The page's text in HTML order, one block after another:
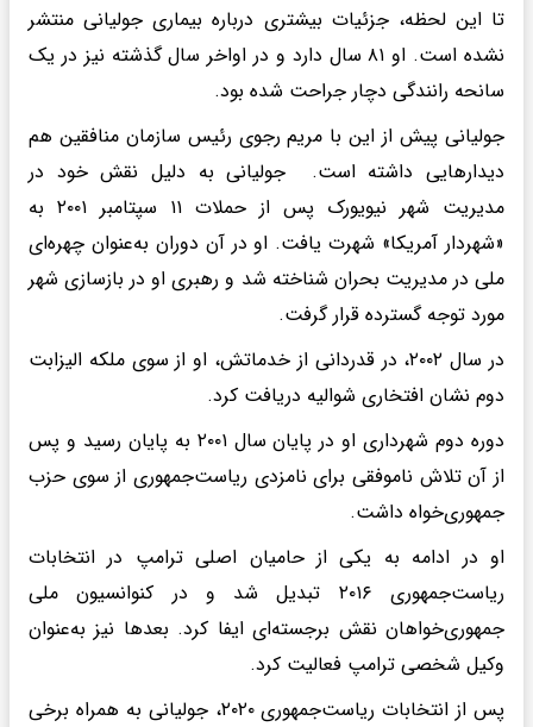
تا این لحظه، جزئیات بیشتری درباره بیماری جولیانی منتشر
نشده است. او ۸۱ سال دارد و در اواخر سال گذشته نیز در یک
سانحه رانندگی دچار جراحت شده بود.
جولیانی پیش از این با مریم رجوی رئیس سازمان منافقین هم
دیدارهایی داشته است. جولیانی به دلیل نقش خود در
مدیریت شهر نیویورک پس از حملات ۱۱ سپتامبر ۲۰۰۱ به
«شهردار آمریکا» شهرت یافت. او در آن دوران به‌عنوان چهره‌ای
ملی در مدیریت بحران شناخته شد و رهبری او در بازسازی شهر
مورد توجه گسترده قرار گرفت.
در سال ۲۰۰۲، در قدردانی از خدماتش، او از سوی ملکه الیزابت
دوم نشان افتخاری شوالیه دریافت کرد.
دوره دوم شهرداری او در پایان سال ۲۰۰۱ به پایان رسید و پس
از آن تلاش ناموفقی برای نامزدی ریاست‌جمهوری از سوی حزب
جمهوری‌خواه داشت.
او در ادامه به یکی از حامیان اصلی ترامپ در انتخابات
ریاست‌جمهوری ۲۰۱۶ تبدیل شد و در کنوانسیون ملی
جمهوری‌خواهان نقش برجسته‌ای ایفا کرد. بعدها نیز به‌عنوان
وکیل شخصی ترامپ فعالیت کرد.
پس از انتخابات ریاست‌جمهوری ۲۰۲۰، جولیانی به همراه برخی